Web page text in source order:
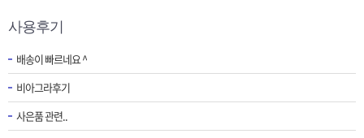
사용후기
배송이 빠르네요 ^
비아그라후기
사은품 관련..